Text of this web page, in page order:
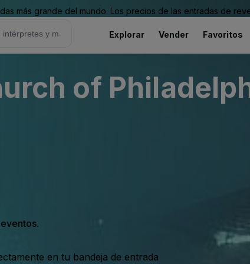
más grande del mundo. Los precios de las entradas de
Explorar Vender Favoritos
of
en tu bandeja de entrada